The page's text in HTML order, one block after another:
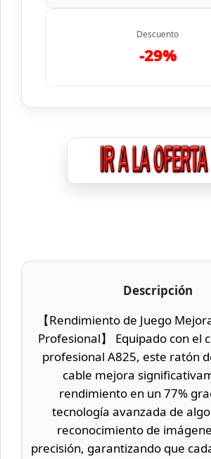
Descuento
-29%
Descripción
【Rendimiento de Juego
Profesional】 Equipado con el
profesional A825, este ratón
cable mejora
rendimiento en un 77%
tecnología avanzada de
reconocimiento de
precisión, garantizando que